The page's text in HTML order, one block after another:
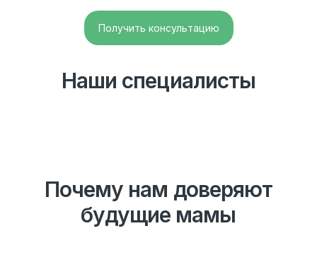
Получить консультацию
Наши специалисты
Почему нам доверяют
будущие мамы